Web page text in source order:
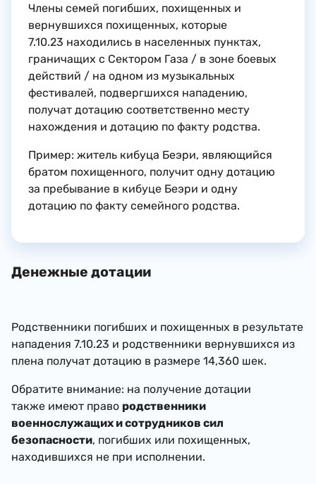
Члены семей погибших, похищенных и
вернувшихся похищенных, которые
7.10.23 находились в наcеленных пунктах,
граничащих с Сектором Газа / в зоне боевых
действий / на одном из музыкальных
фестивалей, подвергшихся нападению,
получат дотацию соответственно месту
нахождения и дотацию по факту родства.
Пример: житель кибуца Беэри, являющийся
братом похищенного, получит одну дотацию
за пребывание в кибуце Беэри и одну
дотацию по факту семейного родства.
​Денежные дотации
Родственники погибших и похищенных в результате
нападения 7.10.23 и родственники вернувшихся из
плена получат дотацию в размере 14,360 шек.
Обратите внимание: на получение дотации
также имеют право родственники
военнослужащих и сотрудников сил
безопасности, погибших или похищенных,
находившихся не при исполнении.